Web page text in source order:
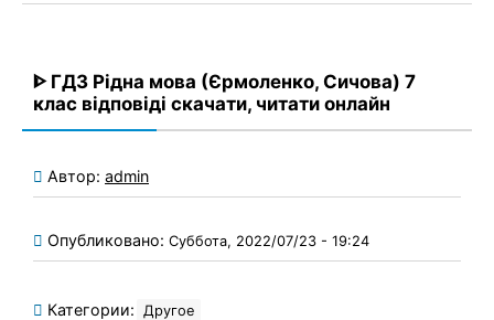
ᐈ ГДЗ Рідна мова (Єрмоленко, Сичова) 7
клас відповіді скачати, читати онлайн
Автор: admin
Опубликовано: Суббота, 2022/07/23 - 19:24
Категории: Другое